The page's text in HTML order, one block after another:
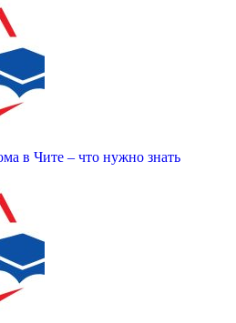
в Чите – что нужно знать